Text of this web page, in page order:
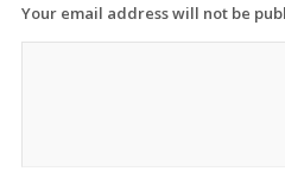
Your email address will not be